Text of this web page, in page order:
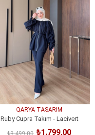
QARYA TASARIM
Ruby Cupra Takım - Lacivert
₺1.799,00